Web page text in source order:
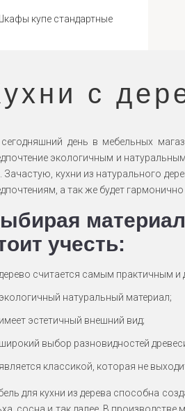
Шкафы купе стандартные
с
день в мебельных
экологичным и
Зачастую, кухни из натурального
а так же будет
учесть:
дерево считается самым практичным
экологичный натуральный материал;
имеет эстетичный внешний вид;
широкий выбор разновидностей
является классикой, которая не
для кухни из дерева способна